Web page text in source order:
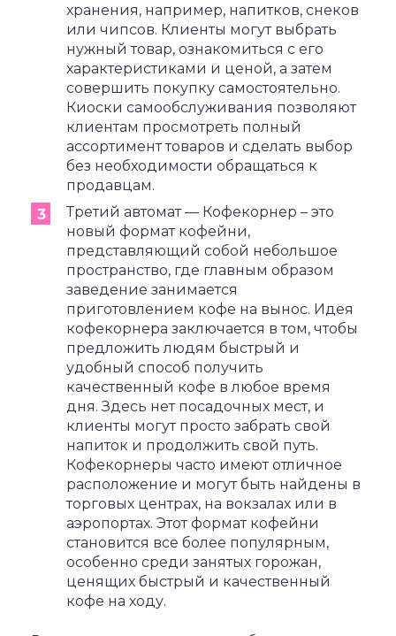
хранения, например, напитков, снеков
или чипсов. Клиенты могут выбрать
нужный товар, ознакомиться с его
характеристиками и ценой, а затем
совершить покупку самостоятельно.
Киоски самообслуживания позволяют
клиентам просмотреть полный
ассортимент товаров и сделать выбор
без необходимости обращаться к
продавцам.
Третий автомат — Кофекорнер – это
новый формат кофейни,
представляющий собой небольшое
пространство, где главным образом
заведение занимается
приготовлением кофе на вынос. Идея
кофекорнера заключается в том, чтобы
предложить людям быстрый и
удобный способ получить
качественный кофе в любое время
дня. Здесь нет посадочных мест, и
клиенты могут просто забрать свой
напиток и продолжить свой путь.
Кофекорнеры часто имеют отличное
расположение и могут быть найдены в
торговых центрах, на вокзалах или в
аэропортах. Этот формат кофейни
становится все более популярным,
особенно среди занятых горожан,
ценящих быстрый и качественный
кофе на ходу.